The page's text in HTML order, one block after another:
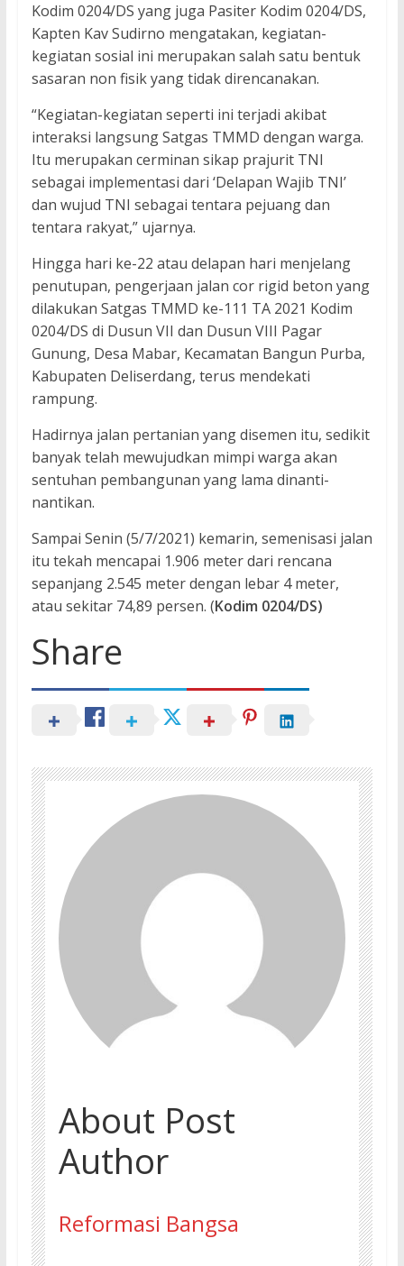
Kodim 0204/DS yang juga Pasiter Kodim 0204/DS,
Kapten Kav Sudirno mengatakan, kegiatan-
kegiatan sosial ini merupakan salah satu bentuk
sasaran non fisik yang tidak direncanakan.
“Kegiatan-kegiatan seperti ini terjadi akibat
interaksi langsung Satgas TMMD dengan warga.
Itu merupakan cerminan sikap prajurit TNI
sebagai implementasi dari ‘Delapan Wajib TNI’
dan wujud TNI sebagai tentara pejuang dan
tentara rakyat,” ujarnya.
Hingga hari ke-22 atau delapan hari menjelang
penutupan, pengerjaan jalan cor rigid beton yang
dilakukan Satgas TMMD ke-111 TA 2021 Kodim
0204/DS di Dusun VII dan Dusun VIII Pagar
Gunung, Desa Mabar, Kecamatan Bangun Purba,
Kabupaten Deliserdang, terus mendekati
rampung.
Hadirnya jalan pertanian yang disemen itu, sedikit
banyak telah mewujudkan mimpi warga akan
sentuhan pembangunan yang lama dinanti-
nantikan.
Sampai Senin (5/7/2021) kemarin, semenisasi jalan
itu tekah mencapai 1.906 meter dari rencana
sepanjang 2.545 meter dengan lebar 4 meter,
atau sekitar 74,89 persen. (Kodim 0204/DS)
Share
About Post
Author
Reformasi Bangsa